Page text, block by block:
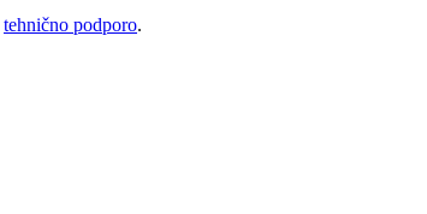
tehnično podporo.